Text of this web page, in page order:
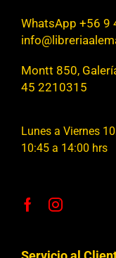
WhatsApp +56 9
Montt 850,
45 2210315
Lunes a Viernes
10:45 a 14:00 hrs